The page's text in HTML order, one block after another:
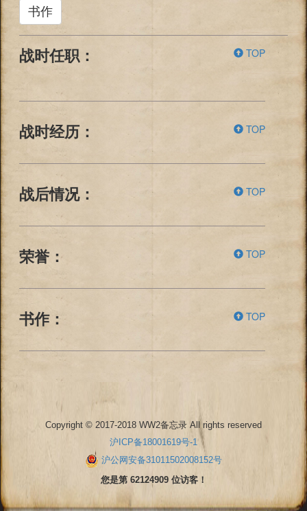
书作
战时任职： TOP
战时经历： TOP
战后情况： TOP
荣誉： TOP
书作： TOP
Copyright © 2017-2018 WW2备忘录 All rights reserved
沪ICP备18001619号-1
沪公网安备31011502008152号
您是第 62124909 位访客！